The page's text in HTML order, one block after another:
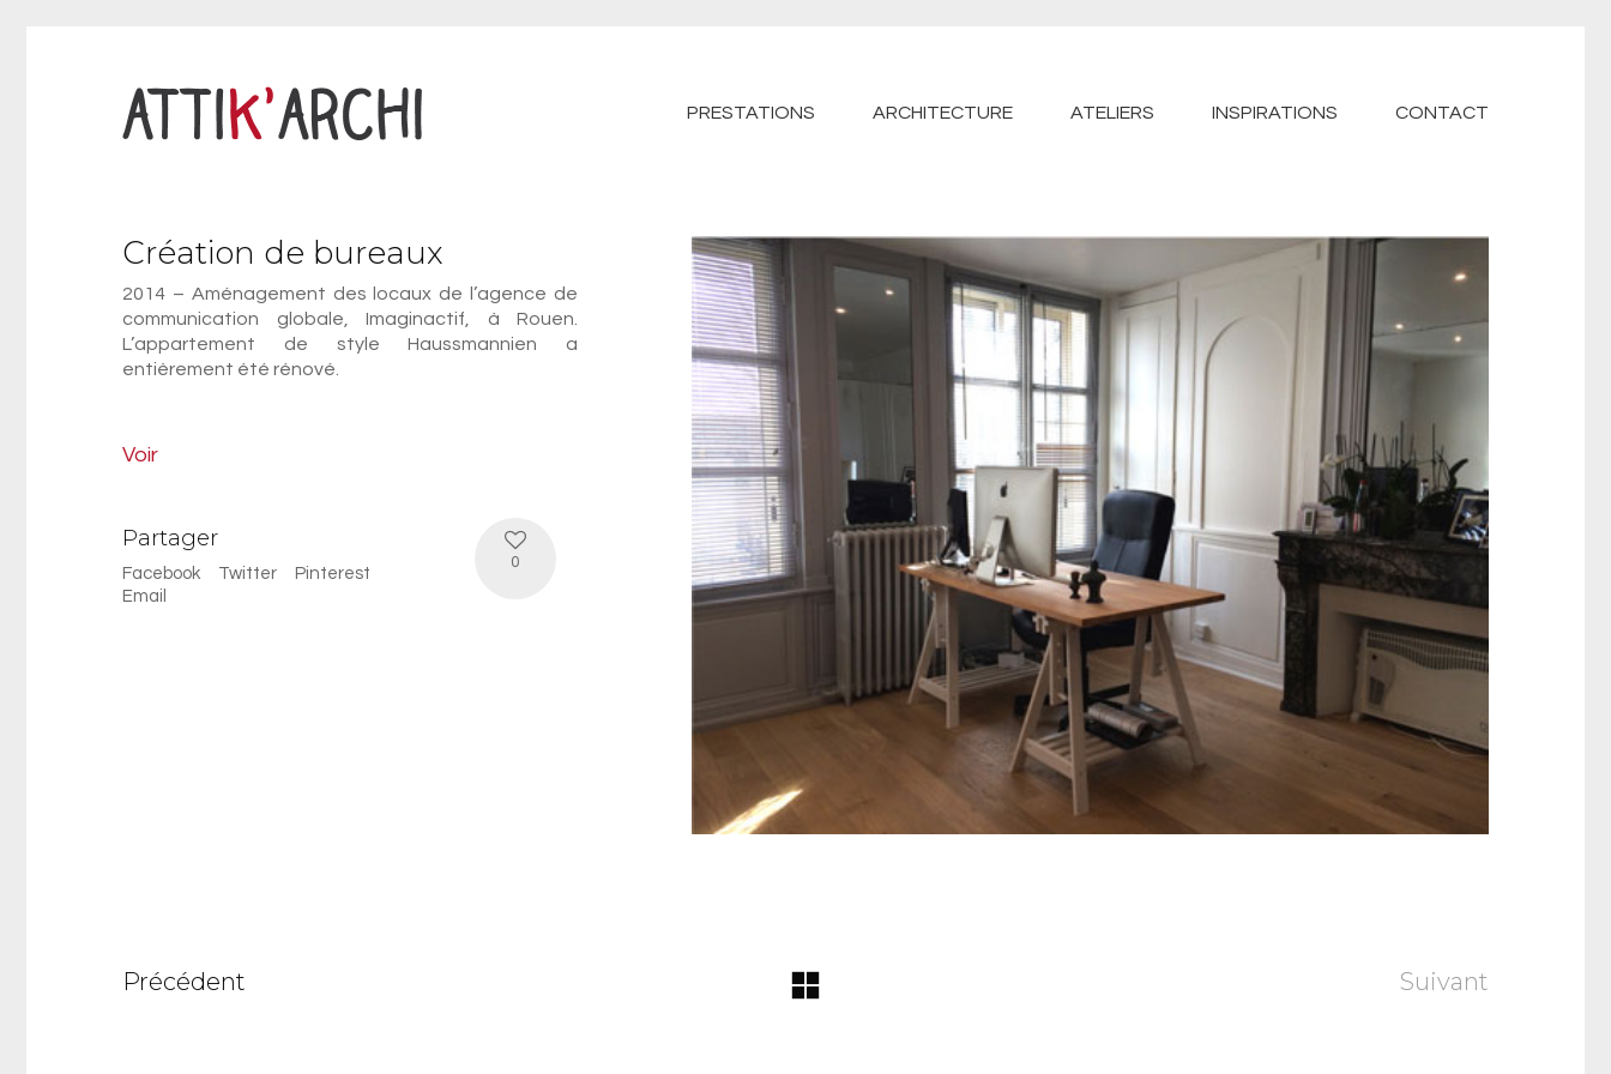
PRESTATIONS ARCHITECTURE ATELIERS INSPIRATIONS CONTACT
Création de bureaux
2014 – Aménagement des locaux de l’agence de
communication globale, Imaginactif, à Rouen.
L’appartement de style Haussmannien a
entièrement été rénové.
Voir
0
Partager
Facebook Twitter
Pinterest
Email
Précédent Suivant